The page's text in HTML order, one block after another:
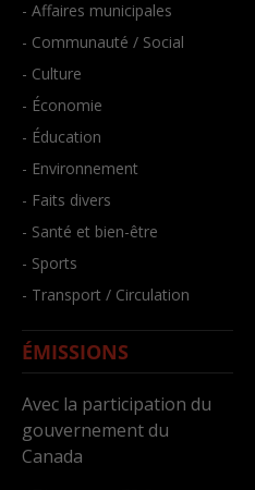
- Affaires municipales
- Communauté / Social
- Culture
- Économie
- Éducation
- Environnement
- Faits divers
- Santé et bien-être
- Sports
- Transport / Circulation
ÉMISSIONS
Avec la participation du
gouvernement du
Canada